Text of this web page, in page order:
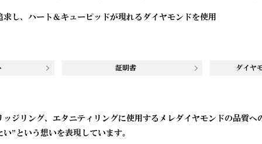
し、ハート＆キューピッドが現れるダイヤモンドを使用
証明書 ダイヤ
ジリング、エタニティリングに使用するメレダイヤモンドの品質
”という想いを表現しています。